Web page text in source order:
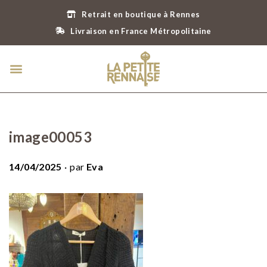
Retrait en boutique à Rennes
Livraison en France Métropolitaine
image00053
P
b
l
i
é
14/04/2025 par Eva